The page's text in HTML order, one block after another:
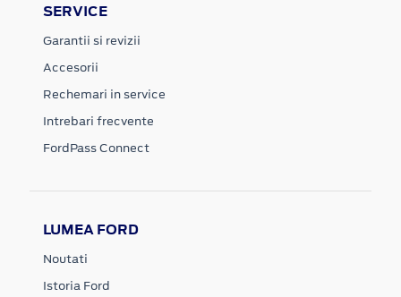
SERVICE
Garantii si revizii
Accesorii
Rechemari in service
Intrebari frecvente
FordPass Connect
LUMEA FORD
Noutati
Istoria Ford